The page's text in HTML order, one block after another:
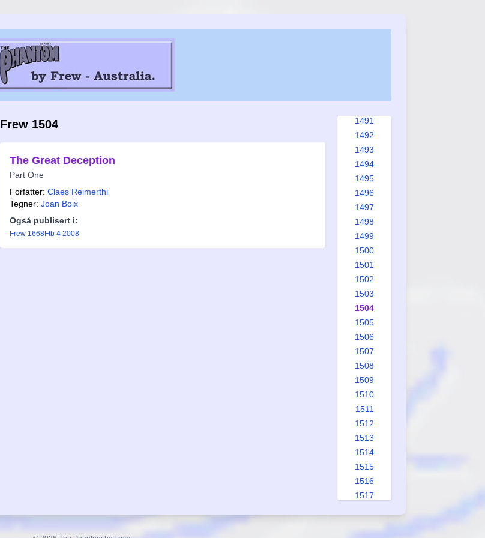
Frew 1504
The Great Deception
Part One
Forfatter: Claes Reimerthi
Tegner: Joan Boix
Også publisert i:
Frew 1668Ftb 4 2008
1491
1492
1493
1494
1495
1496
1497
1498
1499
1500
1501
1502
1503
1504
1505
1506
1507
1508
1509
1510
1511
1512
1513
1514
1515
1516
1517